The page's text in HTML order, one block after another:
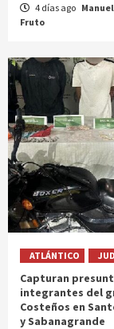
4 días ago
Fruto
ATLÁNTICO
Capturan
integrantes del
Costeños en
y Sabanagrande